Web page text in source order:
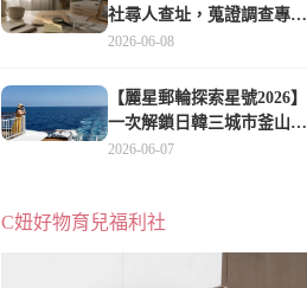
社尋人查址，蒐證調查專家
陪你找回失聯的家人
2026-06-08
【麗星郵輪探索星號2026】
一次解鎖日韓三城市釜山、
長崎、那霸｜餐點升級、表
2026-06-07
C妞好物育兒福利社